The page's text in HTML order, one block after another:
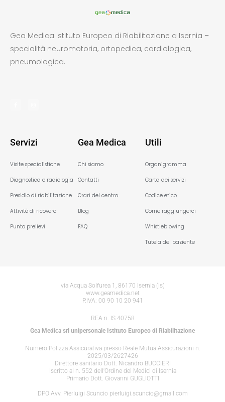
Gea Medica Istituto Europeo di Riabilitazione a Isernia –
specialità neuromotoria, ortopedica, cardiologica,
pneumologica.
Servizi
Visite specialistiche
Diagnostica e radiologia
Presidio di riabilitazione
Attivitò di ricovero
Punto prelievi
Gea Medica
Chi siamo
Contatti
Orari del centro
Blog
FAQ
Utili
Organigramma
Carta dei servizi
Codice etico
Come raggiungerci
Whistleblowing
Tutela del paziente
via Acqua Solfurea 1, 86170 Isernia (Is)
www.geamedica.net
P.IVA: 00 90 10 20 941
REA n. IS 40758
Gea Medica srl unipersonale Istituto Europeo di Riabilitazione
Numero Polizza Assicurativa presso Reale Mutua Assicurazioni n.
2025/03/2627426
Direttore sanitario Dott. Nicandro BUCCIERI
Iscritto al n. 552 dell'Ordine dei Medici di Isernia
Primario Dott. Giovanni GUGLIOTTI
DPO Avv. Pierluigi Scuncio pierluigi.scuncio@gmail.com